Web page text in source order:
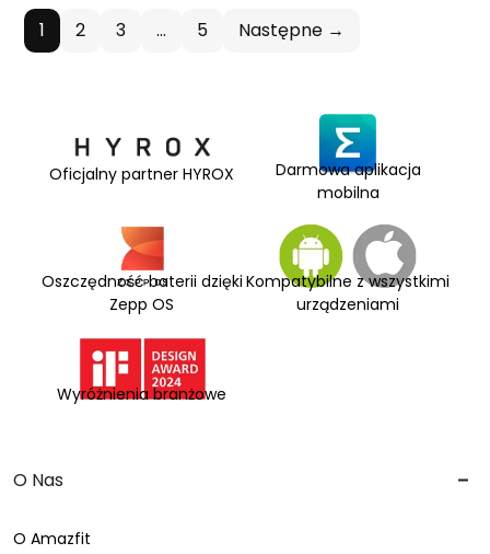
1 2 3 … 5 Następne →
Darmowa aplikacja
mobilna
Oszczędność baterii dzięki
Zepp OS
Kompatybilne z wszystkimi
urządzeniami
Wyróżnienia branżowe
Oficjalny partner HYROX
O Nas
O Amazfit